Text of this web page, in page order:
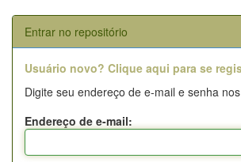
Entrar no repositório
Usuário novo? Clique aqui para se
Digite seu endereço de e-mail e senha
Endereço de e-mail: